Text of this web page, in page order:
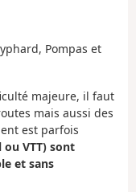
Pompas et
majeure, il faut
mais aussi des
est parfois
ou VTT) sont
et sans